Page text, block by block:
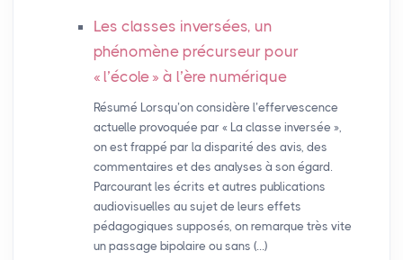
Les classes inversées, un
phénomène précurseur pour
« l’école » à l’ère numérique
Résumé Lorsqu’on considère l’effervescence
actuelle provoquée par « La classe inversée »,
on est frappé par la disparité des avis, des
commentaires et des analyses à son égard.
Parcourant les écrits et autres publications
audiovisuelles au sujet de leurs effets
pédagogiques supposés, on remarque très vite
un passage bipolaire ou sans (…)